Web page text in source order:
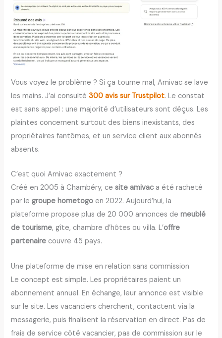
Vous voyez le problème ? Si ça tourne mal, Amivac se lave
les mains. J’ai consulté300 avis sur Trustpilot. Le constat
est sans appel : une majorité d’utilisateurs sont déçus. Les
plaintes concernent surtout des biens inexistants, des
propriétaires fantômes, et un service client aux abonnés
absents.
C’est quoi Amivac exactement ?
Créé en 2005 à Chambéry, cesite amivac a été racheté
par le groupe hometogo en 2022. Aujourd’hui, la
plateforme propose plus de 20 000 annonces demeublé
de tourisme, gîte, chambre d’hôtes ou villa. L’offre
partenaire couvre 45 pays.
Une plateforme de mise en relation sans commission
Le concept est simple. Les propriétaires paient un
abonnement annuel. En échange, leur annonce est visible
sur le site. Les vacanciers cherchent, contactent via la
messagerie, puis finalisent la réservation en direct. Pas de
frais de service côté vacancier, pas de commission sur le